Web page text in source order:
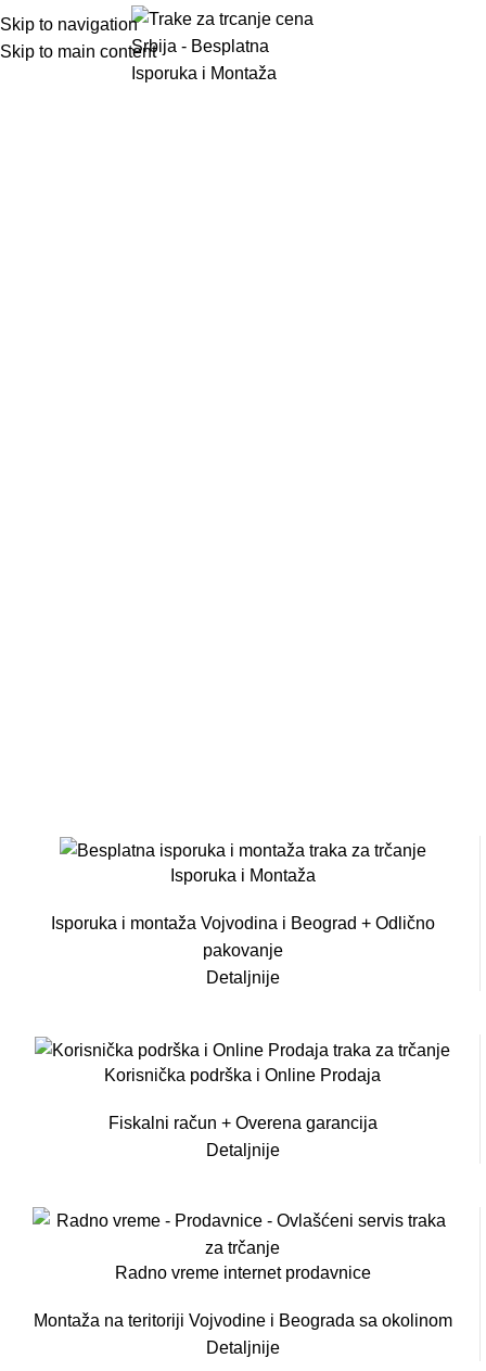
Skip to navigation
Skip to main content
Menu
Isporuka i Montaža
Isporuka i montaža Vojvodina i Beograd + Odlično
pakovanje
Detaljnije
Korisnička podrška i Online Prodaja
Fiskalni račun + Overena garancija
Detaljnije
Radno vreme internet prodavnice
Montaža na teritoriji Vojvodine i Beograda sa okolinom
Detaljnije